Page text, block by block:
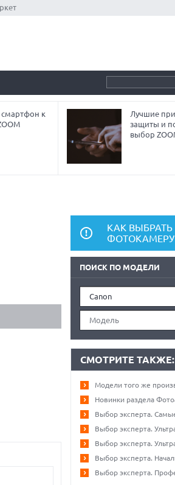
смартфон к
Лучшие
защиты и
выбор
КАК ВЫБРАТЬ
ФОТОКАМЕРУ
ПОИСК ПО МОДЕЛИ
Canon
Модель
СМОТРИТЕ ТАКЖЕ:
Модели того же
Новинки раздела
Выбор эксперта.
Выбор эксперта.
Выбор эксперта.
Выбор эксперта.
Выбор эксперта.